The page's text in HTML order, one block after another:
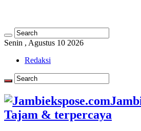
Senin , Agustus 10 2026
Redaksi
Tajam & terpercaya